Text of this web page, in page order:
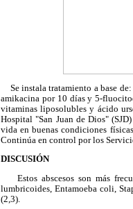
Se instala tratamiento a base
amikacina por 10 días y 5-
vitaminas liposolubles y ácido
Hospital "San Juan de Dios"
vida en buenas condiciones
Continúa en control por los
DISCUSIÓN
Estos abscesos son más
lumbricoides, Entamoeba coli,
(2,3).